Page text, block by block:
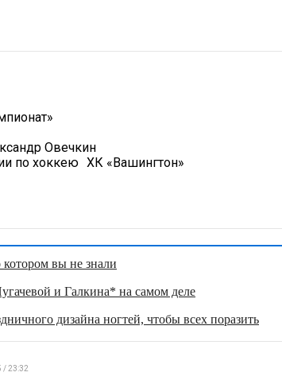
Овечкин
по хоккею ХК «Вашингтон»
вы не знали
и Галкина* на самом деле
дизайна ногтей, чтобы всех поразить
/ 23:32